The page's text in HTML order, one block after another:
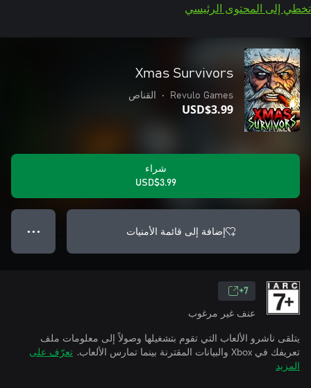
تخطي إلى المحتوى الرئيسي
Xmas Survivors
Revulo Games
• القناص
USD$3.99
شراء
USD$3.99
إضافة إلى قائمة الأمنيات ● ● ●
7+
عنف غير مرغوب
يتلقى ناشرو الألعاب التي تقوم بتشغيلها وصولاً إلى معلومات ملف
تعريفك في Xbox والبيانات المقترنة بينما تمارس الألعاب.
تعرّف على
المزيد